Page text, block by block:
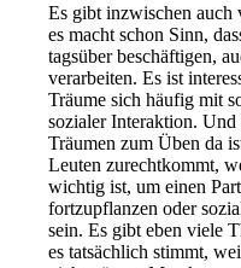
Es gibt inzwischen auch
es macht schon Sinn,
tagsüber beschäftigen,
verarbeiten. Es ist
Träume sich häufig mit
sozialer Interaktion. Und
Träumen zum Üben da
Leuten zurechtkommt,
wichtig ist, um einen
fortzupflanzen oder
sein. Es gibt eben viele
es tatsächlich stimmt,